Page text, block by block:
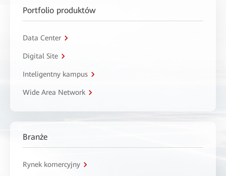
Portfolio produktów
Data Center
Digital Site
Inteligentny kampus
Wide Area Network
Branże
Rynek komercyjny